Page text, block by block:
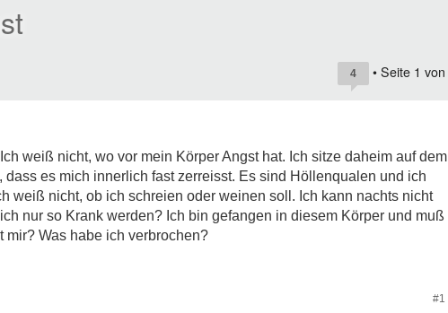
4 • Seite 1 von
weiß nicht, wo vor mein Körper Angst hat. Ich sitze daheim auf dem
es mich innerlich fast zerreisst. Es sind Höllenqualen und ich
weiß nicht, ob ich schreien oder weinen soll. Ich kann nachts nicht
nur so Krank werden? Ich bin gefangen in diesem Körper und muß
Was habe ich verbrochen?
#1